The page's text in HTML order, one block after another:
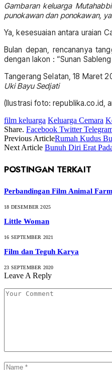
Gambaran keluarga
punokawan dan ponokawan,
Ya, kesesuaian antara uraian
Bulan depan, rencananya
dengan lakon : “Sunan
Tangerang Selatan, 18 Maret
Uki Bayu Sedjati
(Ilustrasi foto: republika.co.id,
film keluarga Keluarga Cemara
Share. Facebook Twitter
Previous ArticleRumah Kudus
Next Article Bunuh Diri Erat
POSTINGAN TERKAIT
Perbandingan Film Animal
18 DESEMBER 2025
Little Woman
16 SEPTEMBER 2021
Film dan Teguh Karya
23 SEPTEMBER 2020
Leave A Reply